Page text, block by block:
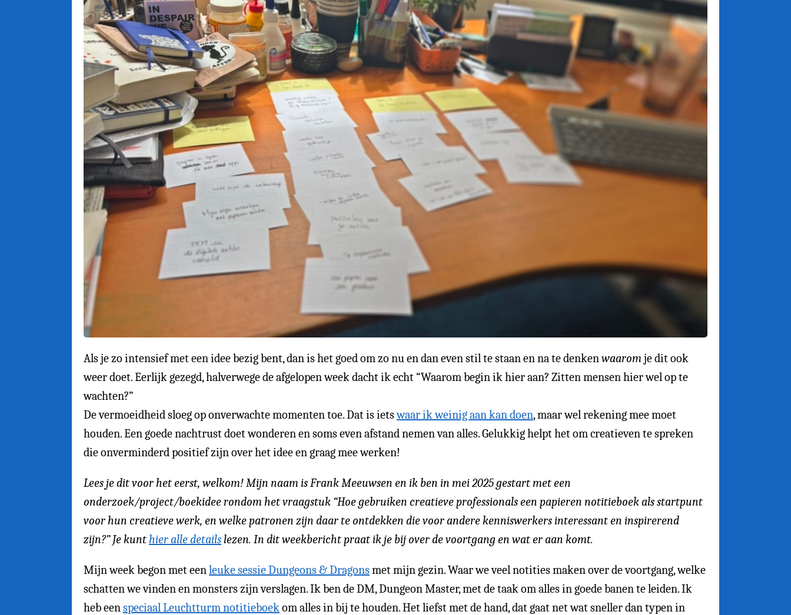
Als je zo intensief met een idee bezig bent, dan is het goed om zo nu en dan even stil te staan en na te denkenwaaromje dit ook
weer doet. Eerlijk gezegd, halverwege de afgelopen week dacht ik echt “Waarom begin ik hier aan? Zitten mensen hier wel op te
wachten?”
De vermoeidheid sloeg op onverwachte momenten toe. Dat is ietswaar ik weinig aan kan doen, maar wel rekening mee moet
houden. Een goede nachtrust doet wonderen en soms even afstand nemen van alles. Gelukkig helpt het om creatieven te spreken
die onverminderd positief zijn over het idee en graag mee werken!
Lees je dit voor het eerst, welkom! Mijn naam is Frank Meeuwsen en ik ben in mei 2025 gestart met een
onderzoek/project/boekidee rondom het vraagstuk “Hoe gebruiken creatieve professionals een papieren notitieboek als startpunt
voor hun creatieve werk, en welke patronen zijn daar te ontdekken die voor andere kenniswerkers interessant en inspirerend
zijn?” Je kunthier alle details lezen. In dit weekbericht praat ik je bij over de voortgang en wat er aan komt.
Mijn week begon met eenleuke sessie Dungeons & Dragonsmet mijn gezin. Waar we veel notities maken over de voortgang, welke
schatten we vinden en monsters zijn verslagen. Ik ben de DM, Dungeon Master, met de taak om alles in goede banen te leiden. Ik
heb eenspeciaal Leuchtturm notitieboekom alles in bij te houden. Het liefst met de hand, dat gaat net wat sneller dan typen in